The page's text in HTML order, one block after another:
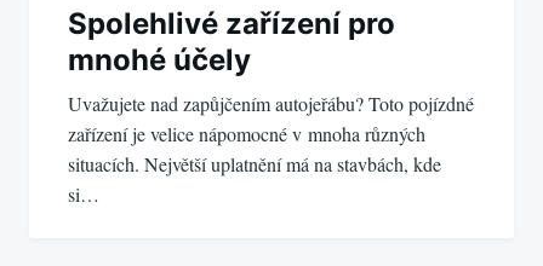
pro
příspěvek
Spolehlivé zařízení pro
mnohé účely
Uvažujete nad zapůjčením autojeřábu? Toto pojízdné
zařízení je velice nápomocné v mnoha různých
situacích. Největší uplatnění má na stavbách, kde
si…